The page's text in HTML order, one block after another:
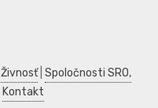
Živnosť| Spoločnosti SRO,
Kontakt